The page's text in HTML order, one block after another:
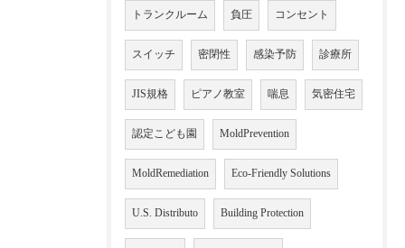
トランクルーム 負圧 コンセント
スイッチ 密閉性 感染予防 診療所
JIS規格 ピアノ教室 喘息 気密住宅
認定こども園 MoldPrevention
MoldRemediation Eco-Friendly Solutions
U.S. Distributo Building Protection